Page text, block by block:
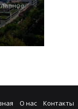
О нас Контакты